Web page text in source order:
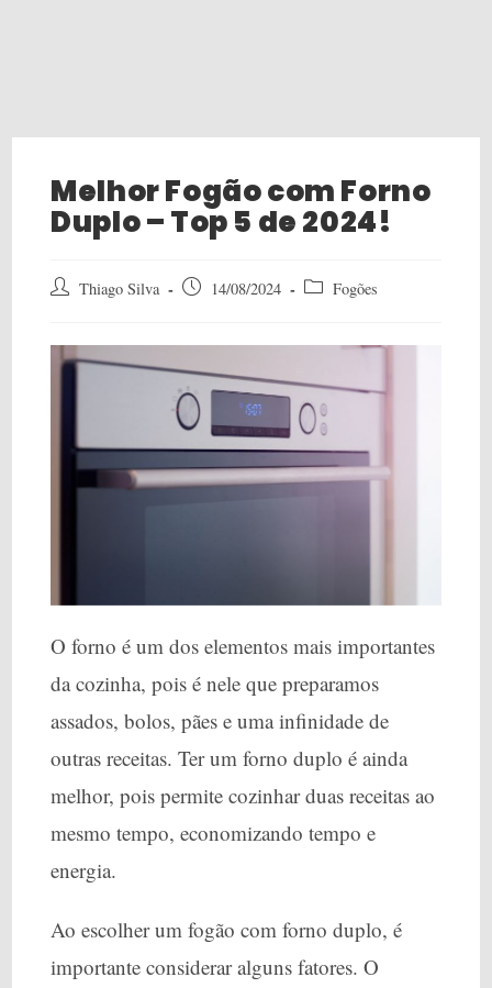
Melhor Fogão com Forno
Duplo – Top 5 de 2024!
Post Thiago Silva
Post 14/08/2024
Post Fogões
O forno é um dos elementos mais importantes
da cozinha, pois é nele que preparamos
assados, bolos, pães e uma infinidade de
outras receitas. Ter um forno duplo é ainda
melhor, pois permite cozinhar duas receitas ao
mesmo tempo, economizando tempo e
energia.
Ao escolher um fogão com forno duplo, é
importante considerar alguns fatores. O